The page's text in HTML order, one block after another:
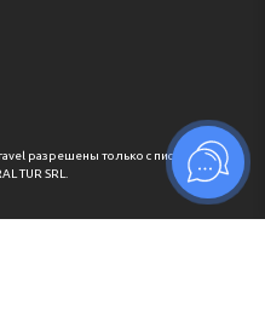
разрешены только с письменного
TUR SRL.